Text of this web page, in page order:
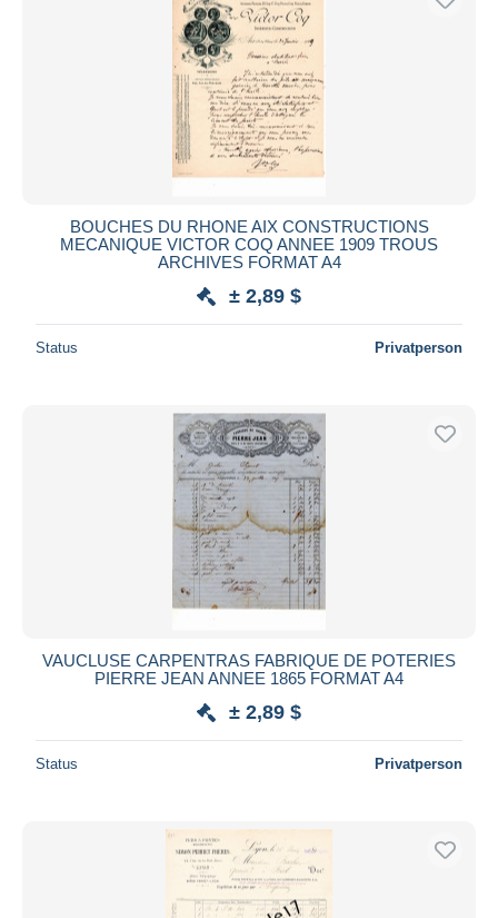
BOUCHES DU RHONE AIX CONSTRUCTIONS
MECANIQUE VICTOR COQ ANNEE 1909 TROUS
ARCHIVES FORMAT A4
± 2,89 $
Status Privatperson
VAUCLUSE CARPENTRAS FABRIQUE DE POTERIES
PIERRE JEAN ANNEE 1865 FORMAT A4
± 2,89 $
Status Privatperson